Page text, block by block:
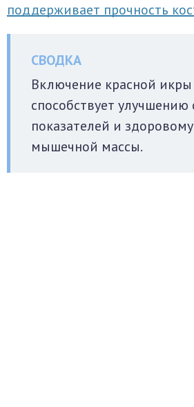
поддерживает прочность
Включение красной
способствует
показателей и
мышечной массы.